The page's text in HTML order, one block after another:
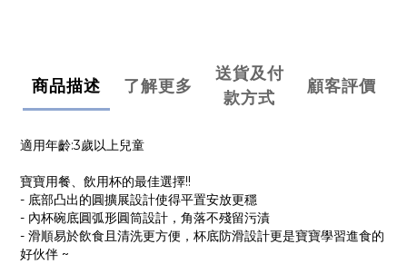
商品描述 了解更多
送貨及付
款方式
顧客評價
適用年齡:3歲以上兒童
寶寶用餐、飲用杯的最佳選擇!!
- 底部凸出的圓擴展設計使得平置安放更穩
- 內杯碗底圓弧形圓筒設計，角落不殘留污漬
- 滑順易於飲食且清洗更方便，杯底防滑設計更是寶寶學習進食的
好伙伴 ~